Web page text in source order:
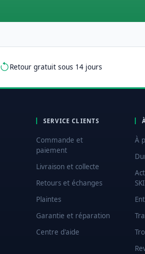
Retour gratuit sous 14 jours
SERVICE CLIENTS
Commande et
paiement
Livraison et collecte
Retours et échanges
Plaintes
Garantie et réparation
Centre d'aide
À